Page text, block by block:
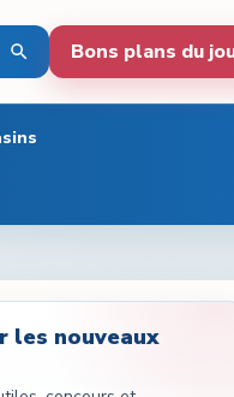
Bons plans du
les nouveaux